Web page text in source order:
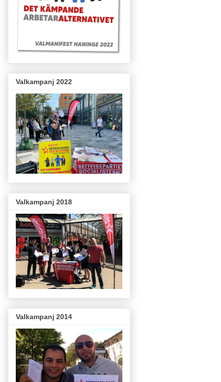
Valkampanj 2022
Valkampanj 2018
Valkampanj 2014